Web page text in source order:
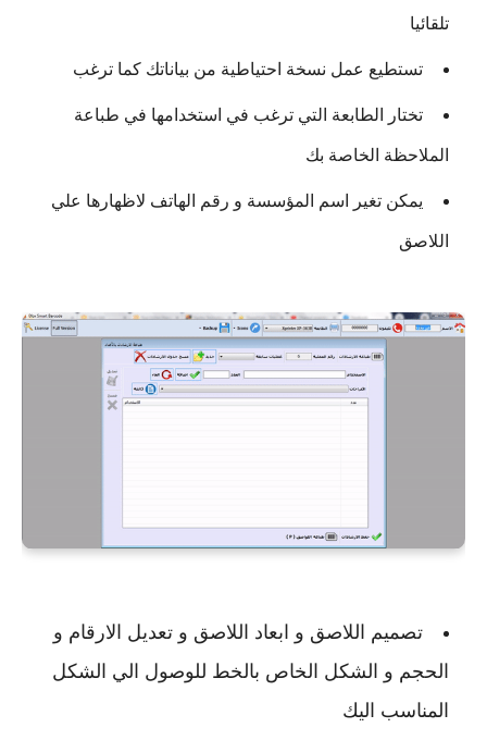
تلقائيا
تستطيع عمل نسخة احتياطية من بياناتك كما ترغب
تختار الطابعة التي ترغب في استخدامها في طباعة
الملاحظة الخاصة بك
يمكن تغير اسم المؤسسة و رقم الهاتف لاظهارها علي
اللاصق
تصميم اللاصق و ابعاد اللاصق و تعديل الارقام و
الحجم و الشكل الخاص بالخط للوصول الي الشكل
المناسب اليك